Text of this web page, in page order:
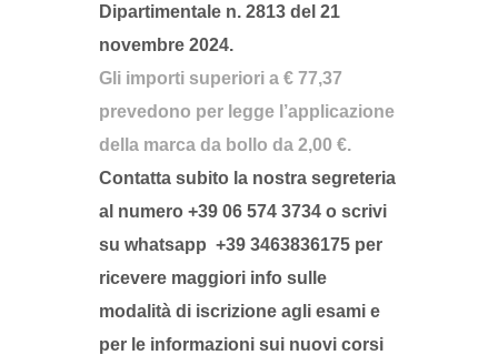
Dipartimentale n. 2813 del 21
novembre 2024.
Gli importi superiori a € 77,37
prevedono per legge l’applicazione
della marca da bollo da 2,00 €.
Contatta subito la nostra segreteria
al numero +39 06 574 3734 o scrivi
su whatsapp +39 3463836175 per
ricevere maggiori info sulle
modalità di iscrizione agli esami e
per le informazioni sui nuovi corsi